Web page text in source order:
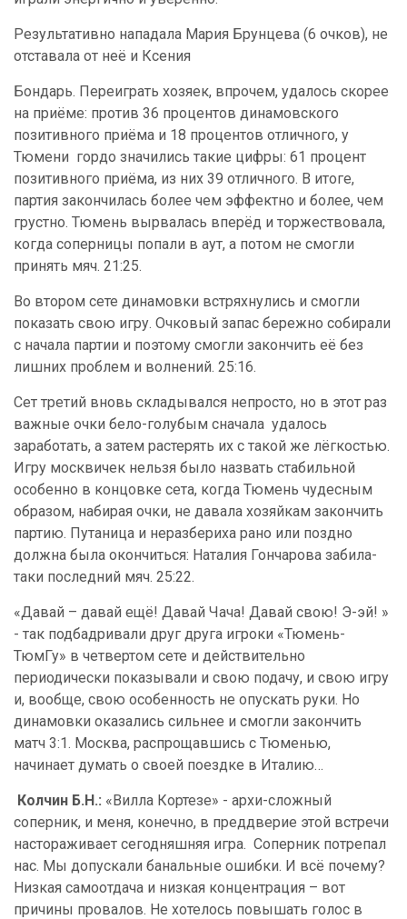
Результативно нападала Мария Брунцева (6 очков), не
отставала от неё и Ксения
Бондарь. Переиграть хозяек, впрочем, удалось скорее
на приёме: против 36 процентов динамовского
позитивного приёма и 18 процентов отличного, у
Тюмени гордо значились такие цифры: 61 процент
позитивного приёма, из них 39 отличного. В итоге,
партия закончилась более чем эффектно и более, чем
грустно. Тюмень вырвалась вперёд и торжествовала,
когда соперницы попали в аут, а потом не смогли
принять мяч. 21:25.
Во втором сете динамовки встряхнулись и смогли
показать свою игру. Очковый запас бережно собирали
с начала партии и поэтому смогли закончить её без
лишних проблем и волнений. 25:16.
Сет третий вновь складывался непросто, но в этот раз
важные очки бело-голубым сначала удалось
заработать, а затем растерять их с такой же лёгкостью.
Игру москвичек нельзя было назвать стабильной
особенно в концовке сета, когда Тюмень чудесным
образом, набирая очки, не давала хозяйкам закончить
партию. Путаница и неразбериха рано или поздно
должна была окончиться: Наталия Гончарова забила-
таки последний мяч. 25:22.
«Давай – давай ещё! Давай Чача! Давай свою! Э-эй! »
- так подбадривали друг друга игроки «Тюмень-
ТюмГу» в четвертом сете и действительно
периодически показывали и свою подачу, и свою игру
и, вообще, свою особенность не опускать руки. Но
динамовки оказались сильнее и смогли закончить
матч 3:1. Москва, распрощавшись с Тюменью,
начинает думать о своей поездке в Италию…
Колчин Б.Н.: «Вилла Кортезе» - архи-сложный
соперник, и меня, конечно, в преддверие этой встречи
настораживает сегодняшняя игра. Соперник потрепал
нас. Мы допускали банальные ошибки. И всё почему?
Низкая самоотдача и низкая концентрация – вот
причины провалов. Не хотелось повышать голос в